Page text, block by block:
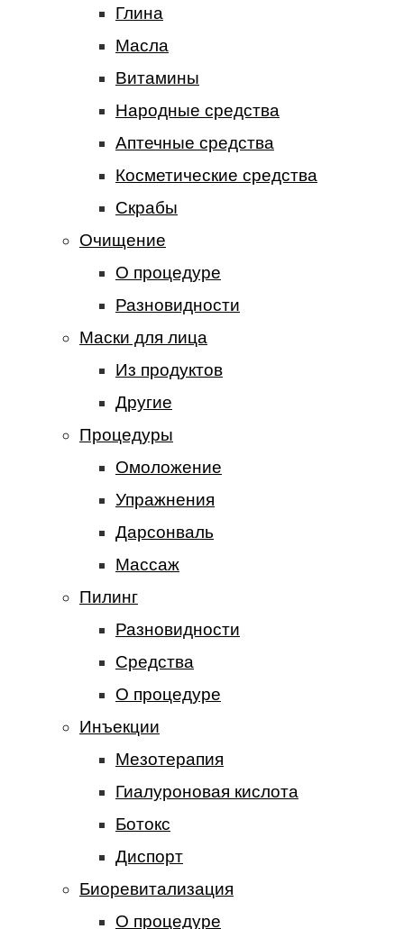
Глина
Масла
Витамины
Народные средства
Аптечные средства
Косметические средства
Скрабы
Очищение
О процедуре
Разновидности
Маски для лица
Из продуктов
Другие
Процедуры
Омоложение
Упражнения
Дарсонваль
Массаж
Пилинг
Разновидности
Средства
О процедуре
Инъекции
Мезотерапия
Гиалуроновая кислота
Ботокс
Диспорт
Биоревитализация
О процедуре